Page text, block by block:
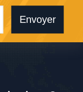
Envoyer